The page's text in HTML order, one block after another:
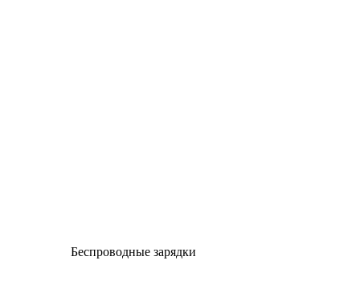
Беспроводные зарядки